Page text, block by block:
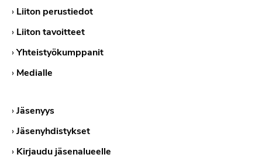
› Liiton perustiedot
› Liiton tavoitteet
›Yhteistyökumppanit
› Medialle
›Jäsenyys
›Jäsenyhdistykset
› Kirjaudu jäsenalueelle